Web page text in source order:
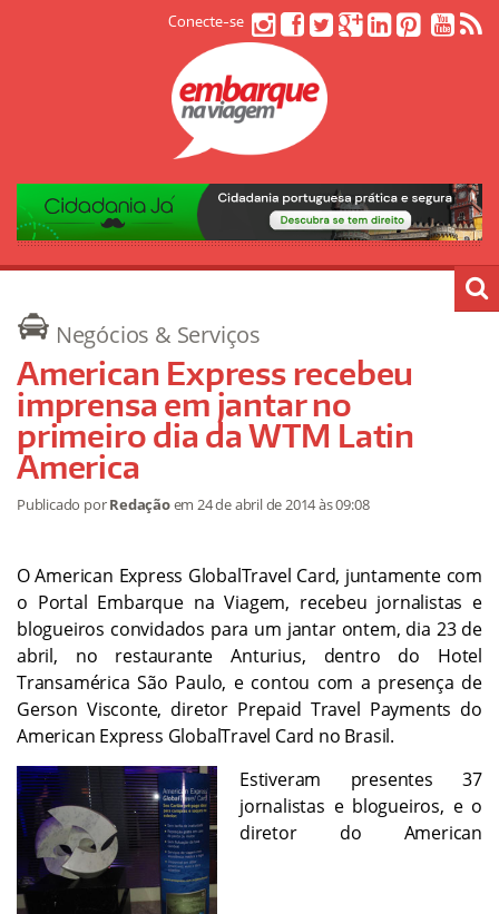
Conecte-se
Negócios & Serviços
American Express recebeu
imprensa em jantar no
primeiro dia da WTM Latin
America
Publicado porRedaçãoem24 de abril de 2014às 09:08
O American Express GlobalTravel Card, juntamente com
o Portal Embarque na Viagem, recebeu jornalistas e
blogueiros convidados para um jantar ontem, dia 23 de
abril, no restaurante Anturius, dentro do Hotel
Transamérica São Paulo, e contou com a presença de
Gerson Visconte, diretor Prepaid Travel Payments do
American Express GlobalTravel Card no Brasil.
Estiveram presentes 37
jornalistas e blogueiros, e o
diretor do American